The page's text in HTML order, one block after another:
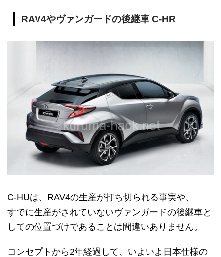
RAV4やヴァンガードの後継車 C-HR
C-HUは、RAV4の生産が打ち切られる事実や、
すでに生産がされていないヴァンガードの後継車と
しての位置づけであることは間違いありません。
コンセプトから2年経過して、いよいよ日本仕様の